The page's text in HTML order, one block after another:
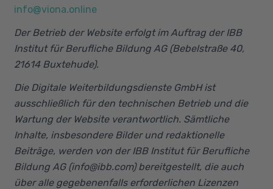
info@viona.online
Der Betrieb der Website erfolgt im Auftrag der IBB
Institut für Berufliche Bildung AG (Bebelstraße 40,
21614 Buxtehude).
Die Digitale Weiterbildungsdienste GmbH ist
ausschließlich für den technischen Betrieb und die
Wartung der Website verantwortlich. Sämtliche
Inhalte, insbesondere Bilder und redaktionelle
Beiträge, werden von der IBB Institut für Berufliche
Bildung AG (info@ibb.com) bereitgestellt, die auch
über alle gegebenenfalls erforderlichen Lizenzen